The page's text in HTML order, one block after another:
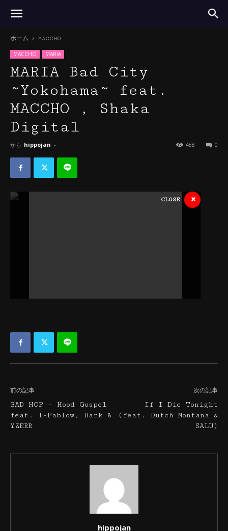
ホーム MACCHO
MACCHO MARIA
MARIA Bad City
~Yokohama~ feat.
MACCHO , Shaka
Digital
から hippojan - 0
488
CLOSE ×
前の記事
BAD HOP – Hood Gospel
feat. T-Pablow, Bark &
YZERR
次の記事
If I Die Tonight
(feat. Dutch Montana &
SALU)
hippojan